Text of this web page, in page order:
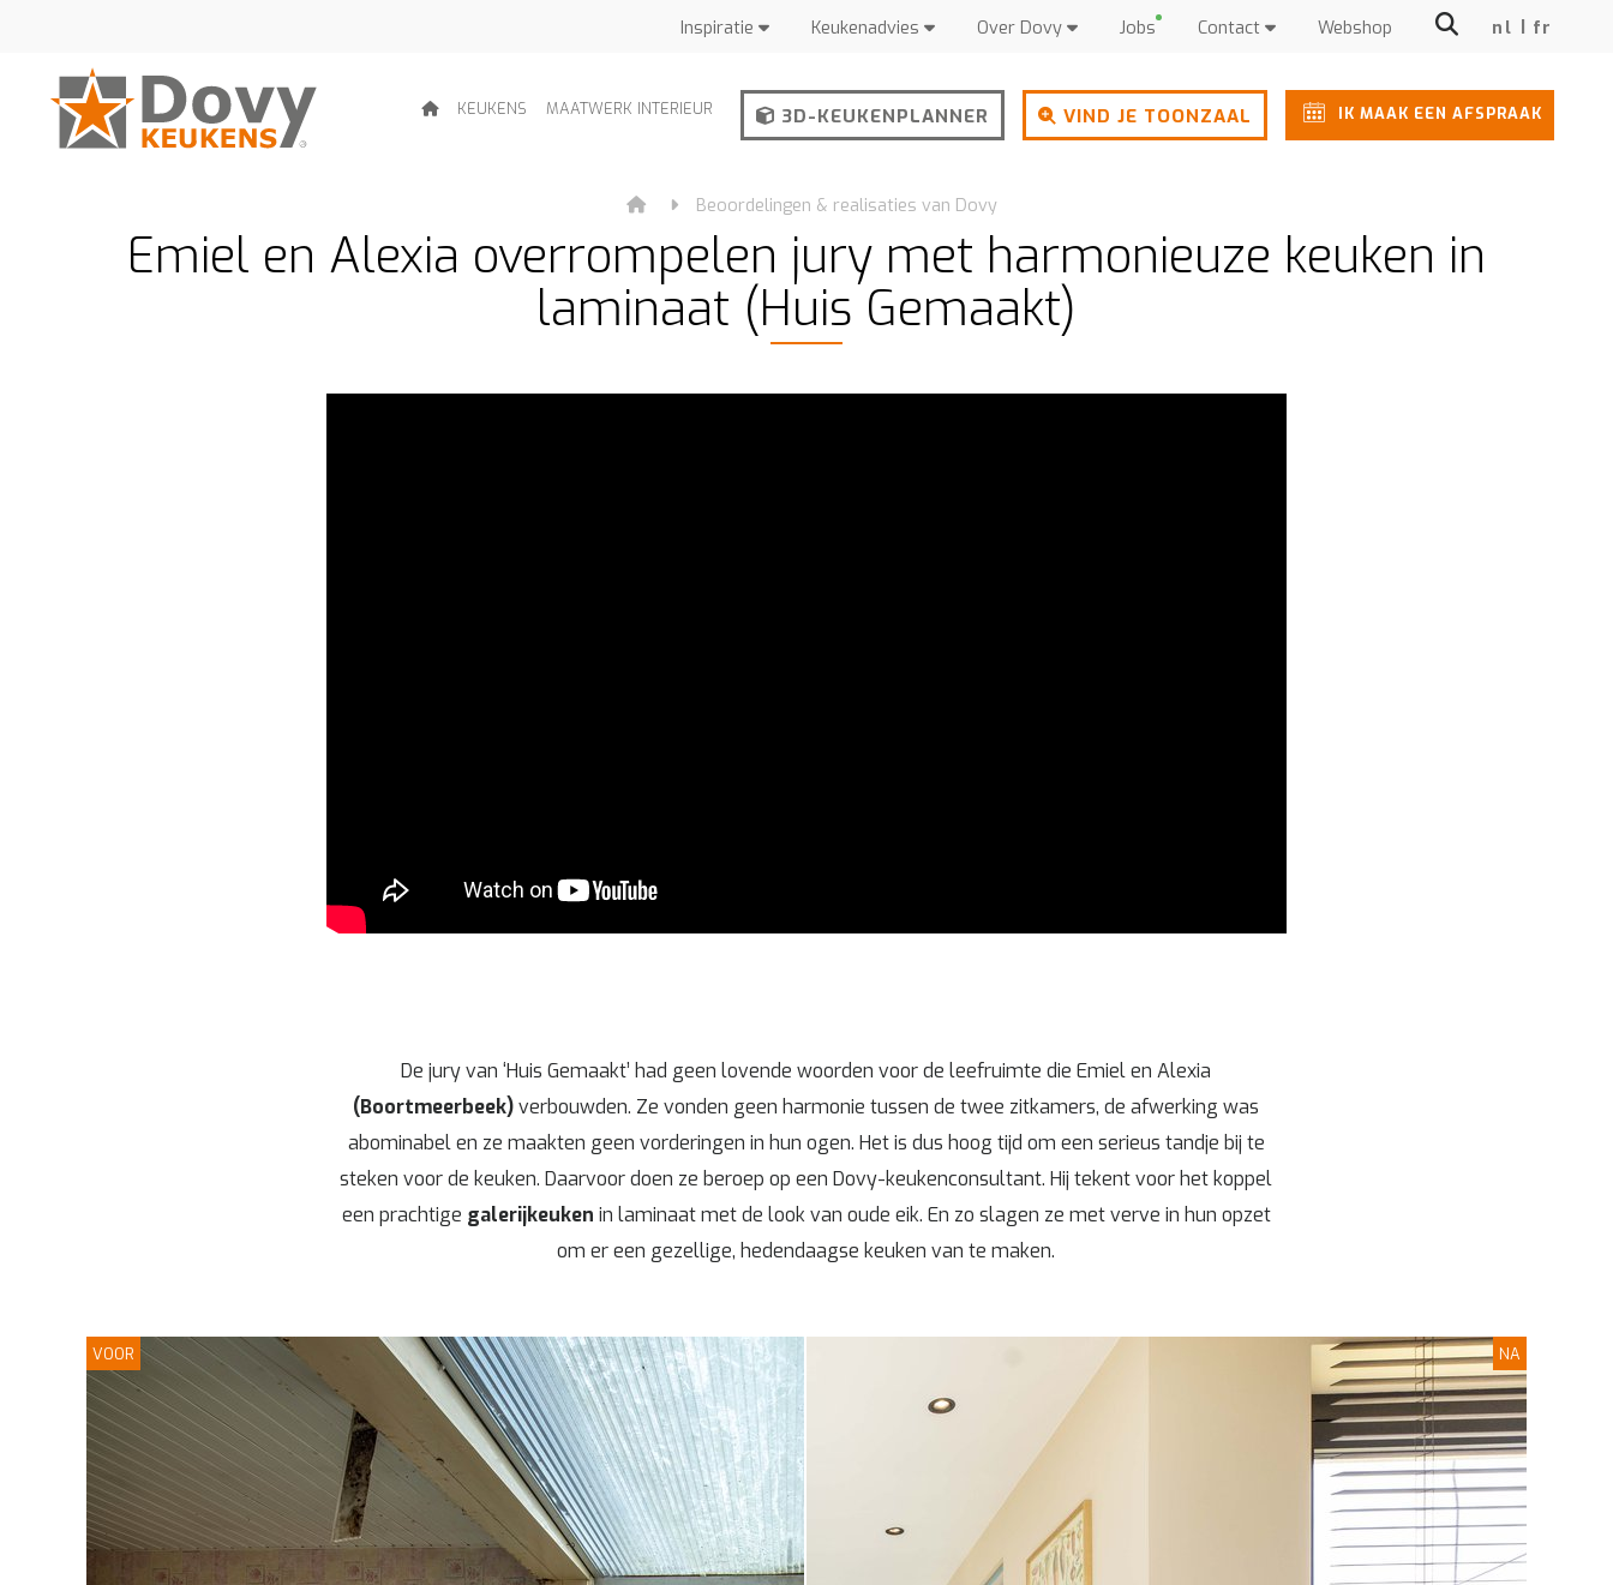
Inspiratie Keukenadvies Over Dovy Jobs Contact Webshop nl fr
KEUKENS MAATWERK INTERIEUR 3D-KEUKENPLANNER VIND JE TOONZAAL IK MAAK EEN AFSPRAAK
Beoordelingen & realisaties van Dovy
Emiel en Alexia overrompelen jury met harmonieuze keuken in
laminaat (Huis Gemaakt)
De jury van ‘Huis Gemaakt’ had geen lovende woorden voor de leefruimte die Emiel en Alexia
(Boortmeerbeek)verbouwden. Ze vonden geen harmonie tussen de twee zitkamers, de afwerking was
abominabel en ze maakten geen vorderingen in hun ogen. Het is dus hoog tijd om een serieus tandje bij te
steken voor de keuken. Daarvoor doen ze beroep op een Dovy-keukenconsultant. Hij tekent voor het koppel
een prachtige galerijkeuken in laminaat met de look van oude eik. En zo slagen ze met verve in hun opzet
om er een gezellige, hedendaagse keuken van te maken.
NA
VOOR